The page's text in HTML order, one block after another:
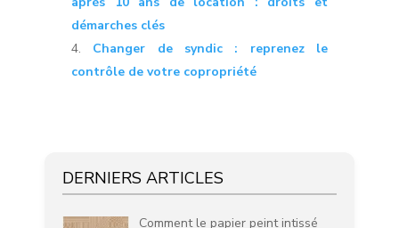
démarches clés
Changer de syndic : reprenez le
contrôle de votre copropriété
DERNIERS ARTICLES
Comment le papier peint intissé